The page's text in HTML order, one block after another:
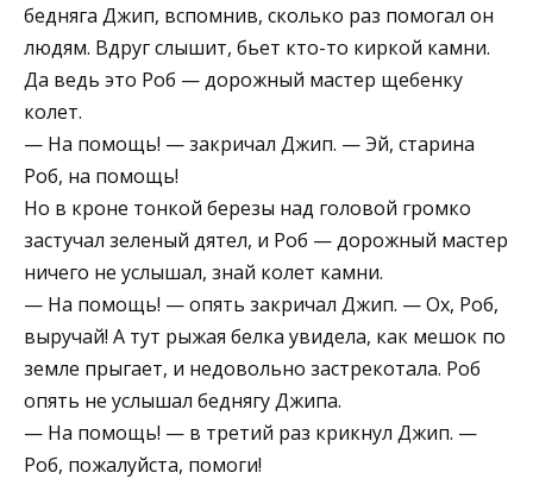
бедняга Джип, вспомнив, сколько раз помогал он
людям. Вдруг слышит, бьет кто-то киркой камни.
Да ведь это Роб — дорожный мастер щебенку
колет.
— На помощь! — закричал Джип. — Эй, старина
Роб, на помощь!
Но в кроне тонкой березы над головой громко
застучал зеленый дятел, и Роб — дорожный мастер
ничего не услышал, знай колет камни.
— На помощь! — опять закричал Джип. — Ох, Роб,
выручай! А тут рыжая белка увидела, как мешок по
земле прыгает, и недовольно застрекотала. Роб
опять не услышал беднягу Джипа.
— На помощь! — в третий раз крикнул Джип. —
Роб, пожалуйста, помоги!